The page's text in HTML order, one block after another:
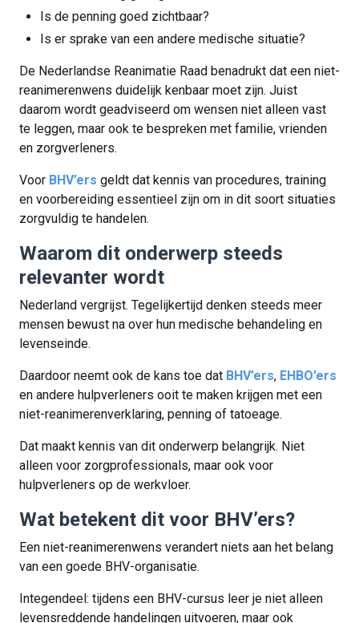
Is de penning goed zichtbaar?
Is er sprake van een andere medische situatie?
De Nederlandse Reanimatie Raad benadrukt dat een niet-
reanimerenwens duidelijk kenbaar moet zijn. Juist
daarom wordt geadviseerd om wensen niet alleen vast
te leggen, maar ook te bespreken met familie, vrienden
en zorgverleners.
Voor BHV’ers geldt dat kennis van procedures, training
en voorbereiding essentieel zijn om in dit soort situaties
zorgvuldig te handelen.
Waarom dit onderwerp steeds
relevanter wordt
Nederland vergrijst. Tegelijkertijd denken steeds meer
mensen bewust na over hun medische behandeling en
levenseinde.
Daardoor neemt ook de kans toe dat BHV’ers, EHBO’ers
en andere hulpverleners ooit te maken krijgen met een
niet-reanimerenverklaring, penning of tatoeage.
Dat maakt kennis van dit onderwerp belangrijk. Niet
alleen voor zorgprofessionals, maar ook voor
hulpverleners op de werkvloer.
Wat betekent dit voor BHV’ers?
Een niet-reanimerenwens verandert niets aan het belang
van een goede BHV-organisatie.
Integendeel: tijdens een BHV-cursus leer je niet alleen
levensreddende handelingen uitvoeren, maar ook